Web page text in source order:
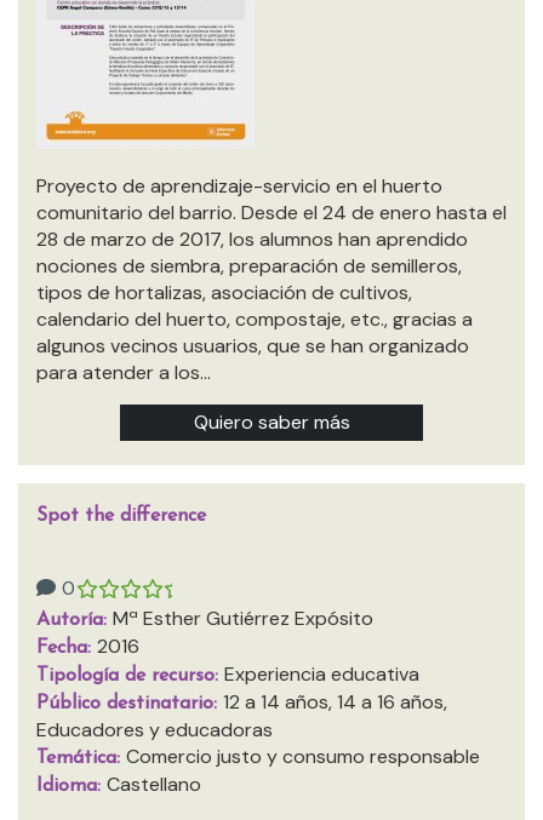
Proyecto de aprendizaje-servicio en el huerto
comunitario del barrio. Desde el 24 de enero hasta el
28 de marzo de 2017, los alumnos han aprendido
nociones de siembra, preparación de semilleros,
tipos de hortalizas, asociación de cultivos,
calendario del huerto, compostaje, etc., gracias a
algunos vecinos usuarios, que se han organizado
para atender a los…
Quiero saber más
Spot the difference
0
Autoría: Mª Esther Gutiérrez Expósito
Fecha: 2016
Tipología de recurso: Experiencia educativa
Público destinatario: 12 a 14 años, 14 a 16 años,
Educadores y educadoras
Temática: Comercio justo y consumo responsable
Idioma: Castellano